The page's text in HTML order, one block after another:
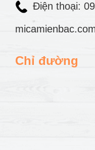
Điện thoại:
Chỉ đường